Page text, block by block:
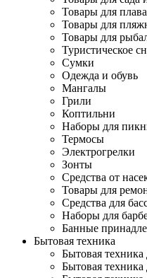
Товары для
Товары для
Товары для
Туристическое
Сумки
Одежда и обувь
Мангалы
Грили
Коптильни
Наборы для
Термосы
Электрогрелки
Зонты
Средства от
Товары для
Средства для
Наборы для
Банные
Бытовая техника
Бытовая техника
Бытовая техника